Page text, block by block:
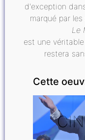
d'exception
marqué par
Le
est une
restera
Cette